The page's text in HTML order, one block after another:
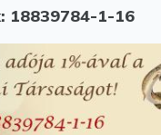
18839784-1-16